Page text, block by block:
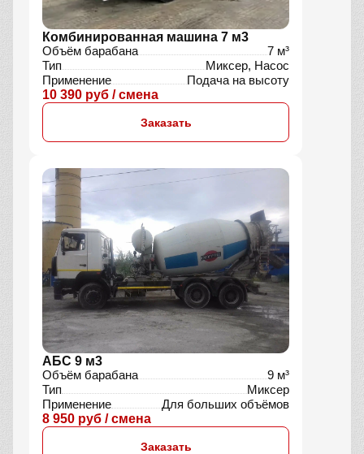
Комбинированная машина 7 м3
Объём барабана
7 м³
Тип
Миксер, Насос
Применение
Подача на высоту
10 390 руб / смена
Заказать
АБС 9 м3
Объём барабана
9 м³
Тип
Миксер
Применение
Для больших объёмов
8 950 руб / смена
Заказать